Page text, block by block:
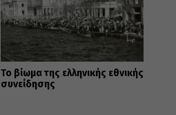
Το βίωμα της ελληνικής εθνικής
συνείδησης